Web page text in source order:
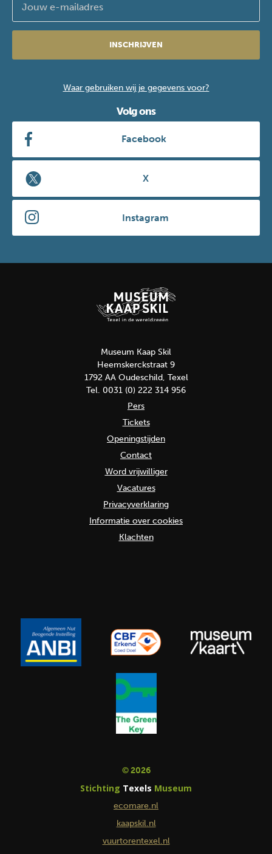
INSCHRIJVEN
Waar gebruiken wij je gegevens voor?
Volg ons
Facebook
X
Instagram
Museum Kaap Skil
Heemskerckstraat 9
1792 AA Oudeschild, Texel
Tel. 0031 (0) 222 314 956
Pers
Tickets
Openingstijden
Contact
Word vrijwilliger
Vacatures
Privacyverklaring
Informatie over cookies
Klachten
© 2026
Stichting Texels Museum
ecomare.nl
kaapskil.nl
vuurtorentexel.nl